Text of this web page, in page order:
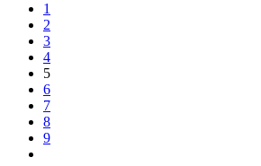
1
2
3
4
5
6
7
8
9